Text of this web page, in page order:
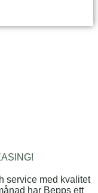
service med kvalitet
har Bepps ett